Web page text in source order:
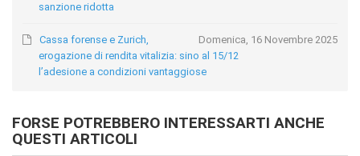
sanzione ridotta
Domenica, 16 Novembre 2025
Cassa forense e Zurich,
erogazione di rendita vitalizia: sino al 15/12
l’adesione a condizioni vantaggiose
FORSE POTREBBERO INTERESSARTI ANCHE
QUESTI ARTICOLI